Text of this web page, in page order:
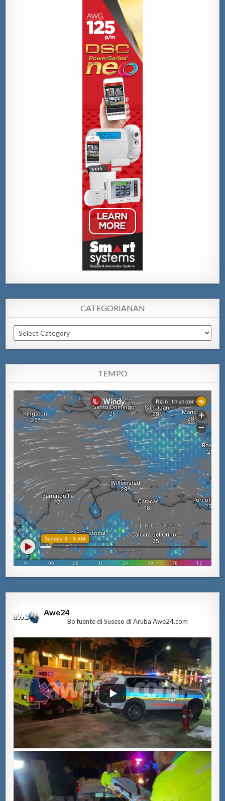
CATEGORIANAN
Categorianan
TEMPO
Awe24
Bo fuente di Suseso di Aruba Awe24.com